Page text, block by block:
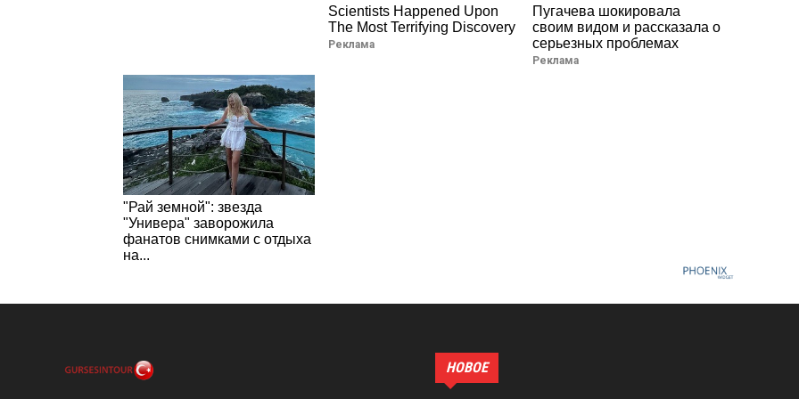
Scientists Happened Upon
The Most Terrifying Discovery
Реклама
Пугачева шокировала
своим видом и рассказала о
серьезных проблемах
Реклама
"Рай земной": звезда
"Универа" заворожила
фанатов снимками с отдыха
на...
НОВОЕ